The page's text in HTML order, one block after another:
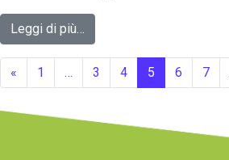
Leggi di più…
« 1 … 3 4 5 6 7